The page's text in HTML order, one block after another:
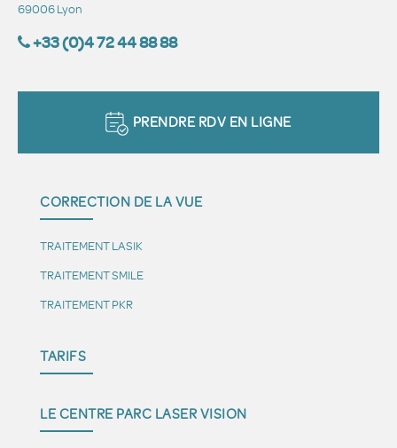
69006 Lyon
+33 (0)4 72 44 88 88
PRENDRE RDV EN LIGNE
CORRECTION DE LA VUE
TRAITEMENT LASIK
TRAITEMENT SMILE
TRAITEMENT PKR
TARIFS
LE CENTRE PARC LASER VISION